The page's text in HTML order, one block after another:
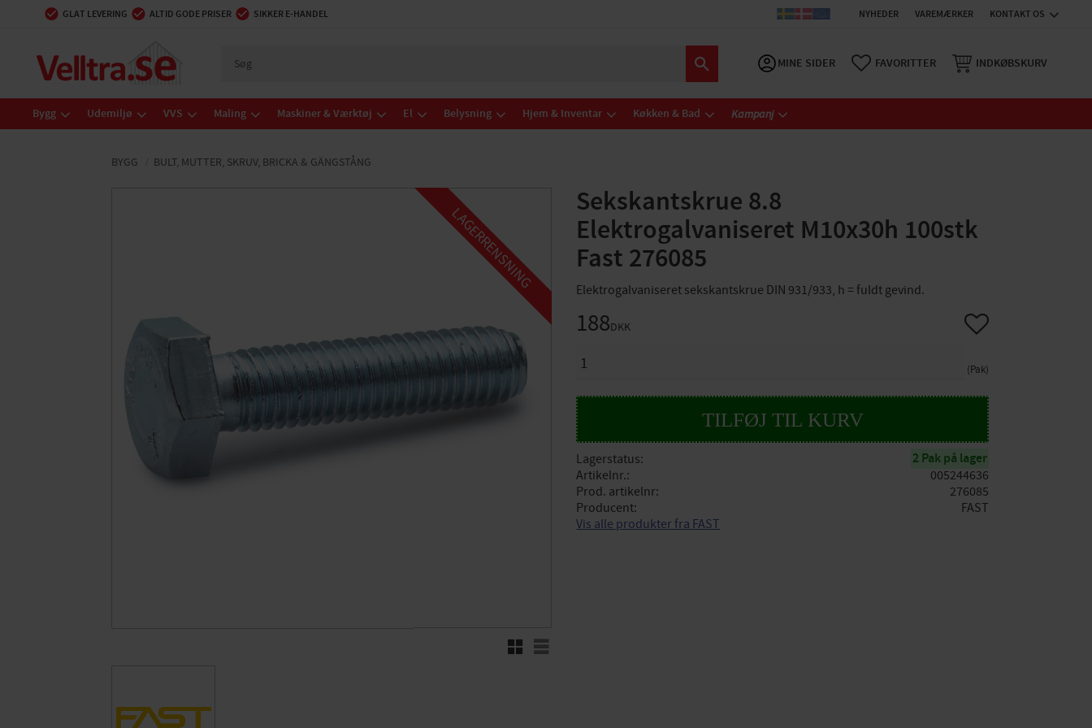
GLAT LEVERING ALTID GODE PRISER SIKKER E-HANDEL NYHEDER VAREMÆRKER KONTAKT OS
MINE SIDER FAVORITTER INDKØBSKURV
Bygg Udemiljø VVS Maling Maskiner & Værktøj El Belysning Hjem & Inventar Køkken & Bad Kampanj
BYGG BULT, MUTTER, SKRUV, BRICKA & GÄNGSTÅNG
Sekskantskrue 8.8
Elektrogalvaniseret M10x30h 100stk
Fast 276085
Elektrogalvaniseret sekskantskrue DIN 931/933, h = fuldt gevind.
LAGERRENSNING
RutenettListe
188DKK
Pak
Gem som favorit
Lagerstatus 2 Pak på lager
Artikelnr.
005244636
Prod. artikelnr
276085
Producent
FAST
Vis alle produkter fra FAST